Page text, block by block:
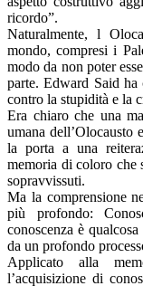
ricordo”.
Naturalmente, l
mondo, compresi i
modo da non poter
parte. Edward Said ha
contro la stupidità e la
Era chiaro che una
umana dell’Olocausto
la porta a una
memoria di coloro che
sopravvissuti.
Ma la comprensione
più profondo:
conoscenza è
da un profondo
Applicato alla
l’acquisizione di